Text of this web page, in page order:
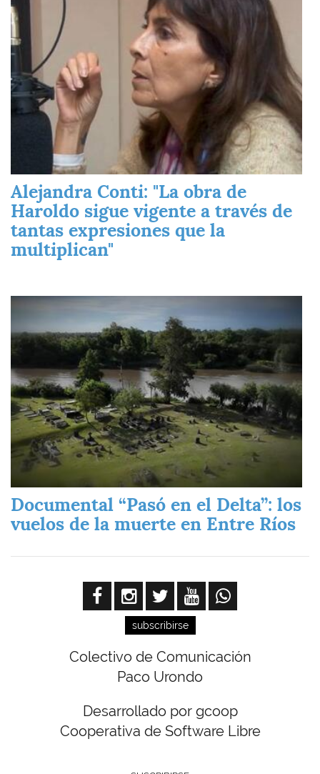
Alejandra Conti: "La obra de
Haroldo sigue vigente a través de
tantas expresiones que la
multiplican"
Imagen
Documental “Pasó en el Delta”: los
vuelos de la muerte en Entre Ríos
subscribirse
Colectivo de Comunicación
Paco Urondo
Desarrollado por gcoop
Cooperativa de Software Libre